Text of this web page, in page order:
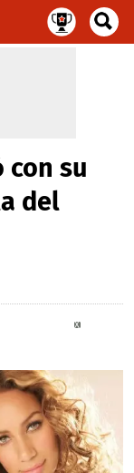
con su
del
X